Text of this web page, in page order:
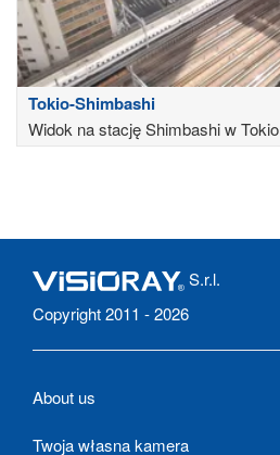
Tokio-Shimbashi
Widok na stację Shimbashi w Tokio
S.r.l.
Copyright 2011 - 2026
About us
Twoja własna kamera